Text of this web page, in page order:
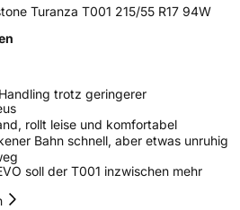
Turanza T001 215/55 R17 94W
trotz geringerer
rollt leise und komfortabel
Bahn schnell, aber etwas unruhig
soll der T001 inzwischen mehr